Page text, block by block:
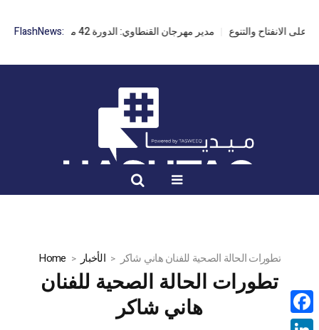
FlashNews: مدير مهرجان القنطاوي: الدورة 42 مهددة بسبب تأخر التراخيص
Home الأخبار تطورات الحالة الصحية للفنان هاني شاكر
تطورات الحالة الصحية للفنان
هاني شاكر